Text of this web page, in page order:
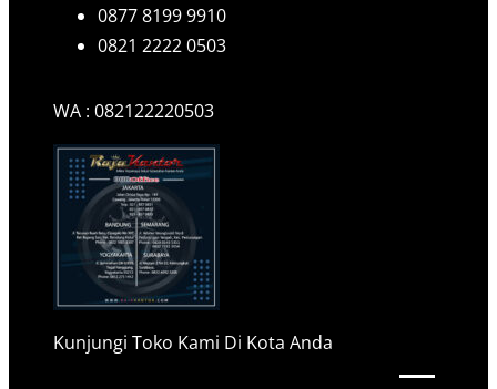
0877 8199 9910
0821 2222 0503
WA : 082122220503
Kunjungi Toko Kami Di Kota Anda